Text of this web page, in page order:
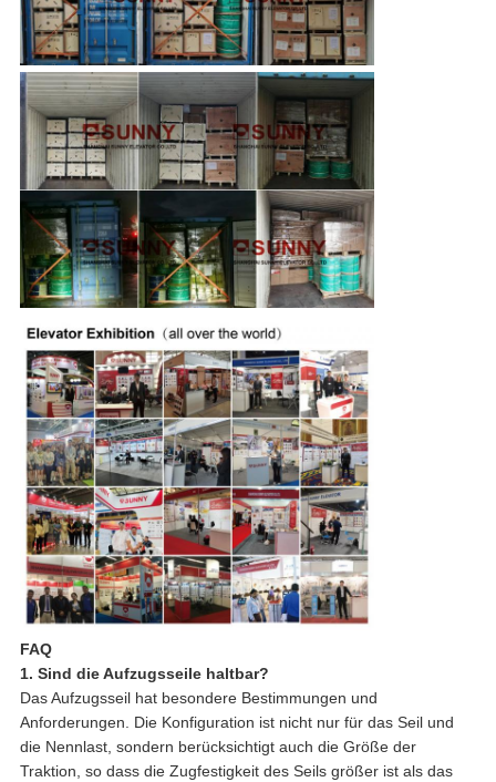
FAQ
1. Sind die Aufzugsseile haltbar?
Das Aufzugsseil hat besondere Bestimmungen und
Anforderungen. Die Konfiguration ist nicht nur für das Seil und
die Nennlast, sondern berücksichtigt auch die Größe der
Traktion, so dass die Zugfestigkeit des Seils größer ist als das